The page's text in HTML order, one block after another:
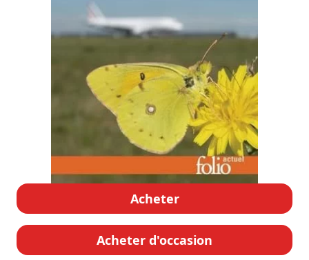
Acheter
Acheter d'occasion
Prix littéraires